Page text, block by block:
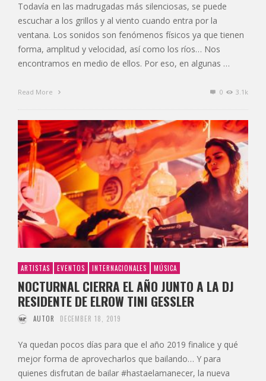
Todavía en las madrugadas más silenciosas, se puede
escuchar a los grillos y al viento cuando entra por la
ventana. Los sonidos son fenómenos físicos ya que tienen
forma, amplitud y velocidad, así como los ríos… Nos
encontramos en medio de ellos. Por eso, en algunas …
Read More 0 3.1k
ARTISTAS EVENTOS INTERNACIONALES MÚSICA
NOCTURNAL CIERRA EL AÑO JUNTO A LA DJ
RESIDENTE DE ELROW TINI GESSLER
AUTOR DECEMBER 18, 2019
Ya quedan pocos días para que el año 2019 finalice y qué
mejor forma de aprovecharlos que bailando… Y para
quienes disfrutan de bailar #hastaelamanecer, la nueva